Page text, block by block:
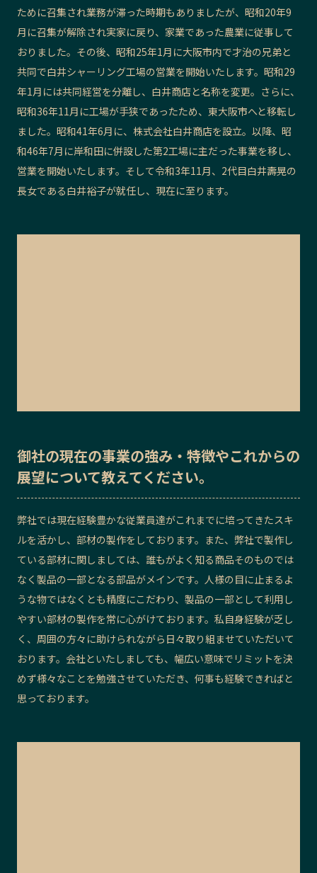
ために召集され業務が滞った時期もありましたが、昭和20年9
月に召集が解除され実家に戻り、家業であった農業に従事して
おりました。その後、昭和25年1月に大阪市内で才治の兄弟と
共同で白井シャーリング工場の営業を開始いたします。昭和29
年1月には共同経営を分離し、白井商店と名称を変更。さらに、
昭和36年11月に工場が手狭であったため、東大阪市へと移転し
ました。昭和41年6月に、株式会社白井商店を設立。以降、昭
和46年7月に岸和田に併設した第2工場に主だった事業を移し、
営業を開始いたします。そして令和3年11月、2代目白井壽晃の
長女である白井裕子が就任し、現在に至ります。
御社の現在の事業の強み・特徴やこれからの
展望について教えてください。
弊社では現在経験豊かな従業員達がこれまでに培ってきたスキ
ルを活かし、部材の製作をしております。また、弊社で製作し
ている部材に関しましては、誰もがよく知る商品そのものでは
なく製品の一部となる部品がメインです。人様の目に止まるよ
うな物ではなくとも精度にこだわり、製品の一部として利用し
やすい部材の製作を常に心がけております。私自身経験が乏し
く、周囲の方々に助けられながら日々取り組ませていただいて
おります。会社といたしましても、幅広い意味でリミットを決
めず様々なことを勉強させていただき、何事も経験できればと
思っております。